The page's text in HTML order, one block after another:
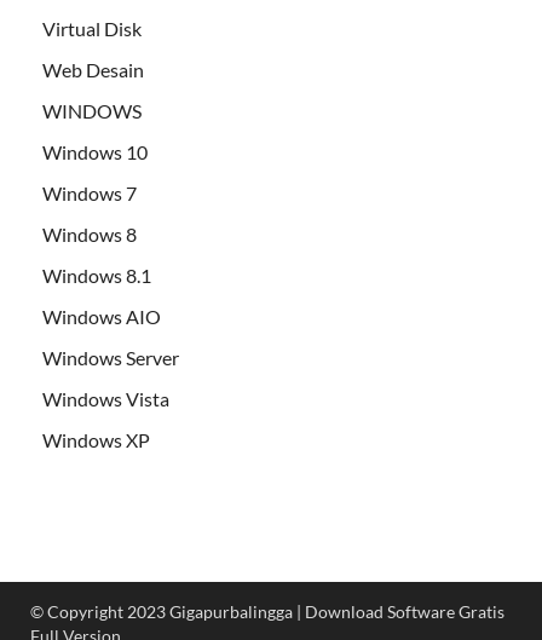
Virtual Disk
Web Desain
WINDOWS
Windows 10
Windows 7
Windows 8
Windows 8.1
Windows AIO
Windows Server
Windows Vista
Windows XP
© Copyright 2023 Gigapurbalingga | Download Software Gratis
Full Version